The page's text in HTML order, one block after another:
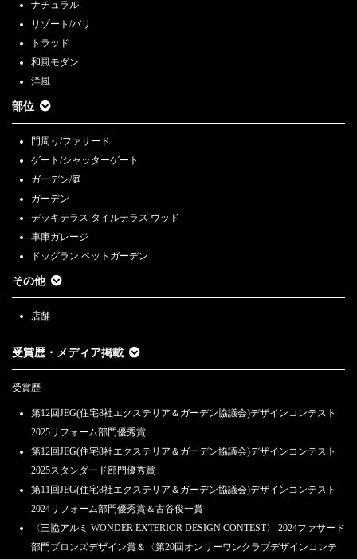
ナチュラル
リゾート/バリ
トラッド
和風モダン
洋風
部位
門周り/ファサード
ゲート/シャッターゲート
ガーデン/庭
ガーデン
デッキテラス タイルテラス ウッド
車庫ガレージ
ドッグラン ペットガーデン
その他
店舗
受賞歴・メディア掲載
受賞歴
第12回JEG(住宅8社エクステリア＆ガーデン協議会)デザインコンテスト
2025リフォーム部門優秀賞
第12回JEG(住宅8社エクステリア＆ガーデン協議会)デザインコンテスト
2025スタンダード部門優秀賞
第11回JEG(住宅8社エクステリア＆ガーデン協議会)デザインコンテスト
2024リフォーム部門優秀賞＆古谷俊一賞
〈三協アルミ WONDER EXTERIOR DESIGN CONTEST〉 2024ファサード
部門ブロンズデザイン賞＆〈第20回オンリーワンクラブデザインコンテ